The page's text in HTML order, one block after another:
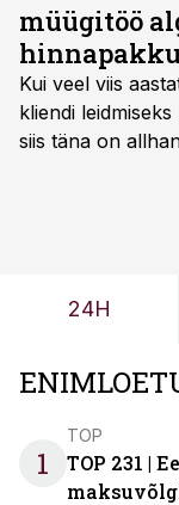
müügitöö
Kui veel viis
kliendi
siis täna on
24H
1
TOP
TOP 231 |